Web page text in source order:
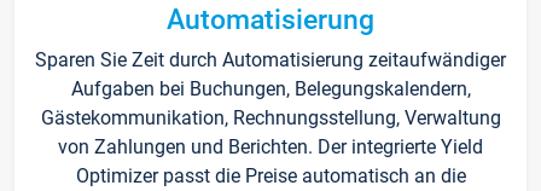
Automatisierung
Sparen Sie Zeit durch Automatisierung zeitaufwändiger
Aufgaben bei Buchungen, Belegungskalendern,
Gästekommunikation, Rechnungsstellung, Verwaltung
von Zahlungen und Berichten. Der integrierte Yield
Optimizer passt die Preise automatisch an die